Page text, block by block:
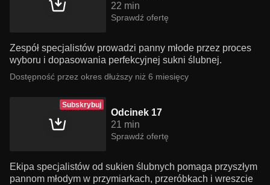
22 min
Sprawdź ofertę
Zespół specjalistów prowadzi panny młode przez proces
wyboru i dopasowania perfekcyjnej sukni ślubnej.
Dostępność przez okres dłuższy niż 6 miesięcy
Subskrybuj
Odcinek 17
21 min
Sprawdź ofertę
Ekipa specjalistów od sukien ślubnych pomaga przyszłym
pannom młodym w przymiarkach, przeróbkach i wreszcie